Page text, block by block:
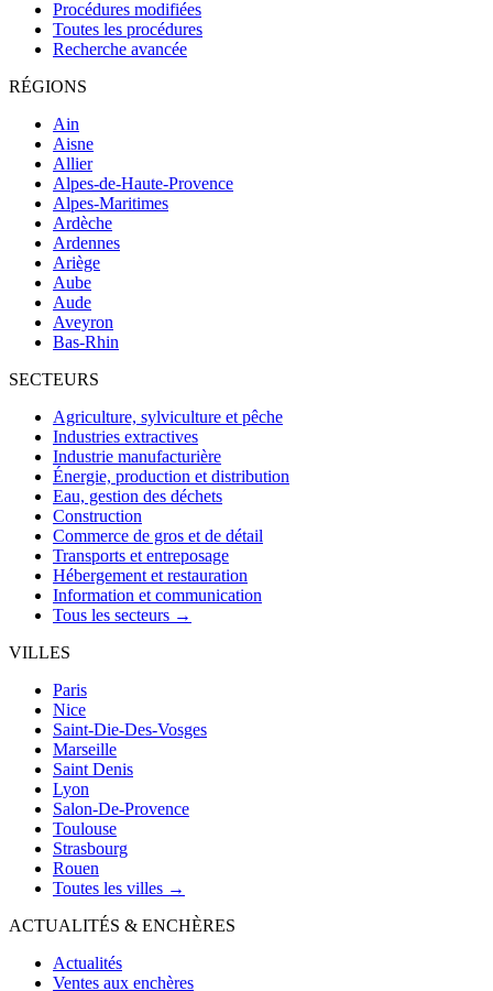
Procédures modifiées
Toutes les procédures
Recherche avancée
RÉGIONS
Ain
Aisne
Allier
Alpes-de-Haute-Provence
Alpes-Maritimes
Ardèche
Ardennes
Ariège
Aube
Aude
Aveyron
Bas-Rhin
SECTEURS
Agriculture, sylviculture et pêche
Industries extractives
Industrie manufacturière
Énergie, production et distribution
Eau, gestion des déchets
Construction
Commerce de gros et de détail
Transports et entreposage
Hébergement et restauration
Information et communication
Tous les secteurs →
VILLES
Paris
Nice
Saint-Die-Des-Vosges
Marseille
Saint Denis
Lyon
Salon-De-Provence
Toulouse
Strasbourg
Rouen
Toutes les villes →
ACTUALITÉS & ENCHÈRES
Actualités
Ventes aux enchères